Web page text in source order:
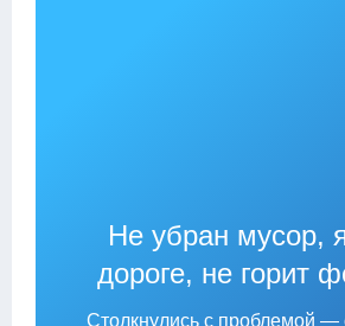
Не убран мусор,
дороге, не горит
Столкнулись с проблемой —